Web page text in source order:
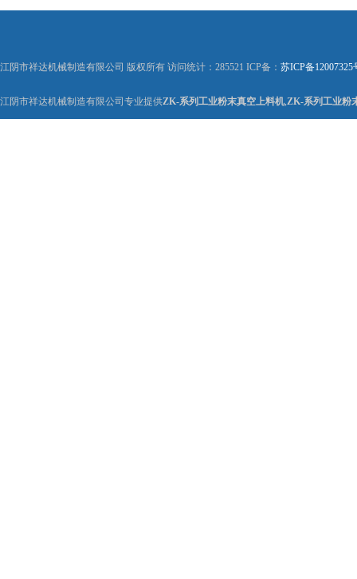
江阴市祥达机械制造有限公司 版权所有 访问统计：285521 ICP备： 苏ICP备12007325
江阴市祥达机械制造有限公司专业提供ZK-系列工业粉末真空上料机,ZK-系列工业粉